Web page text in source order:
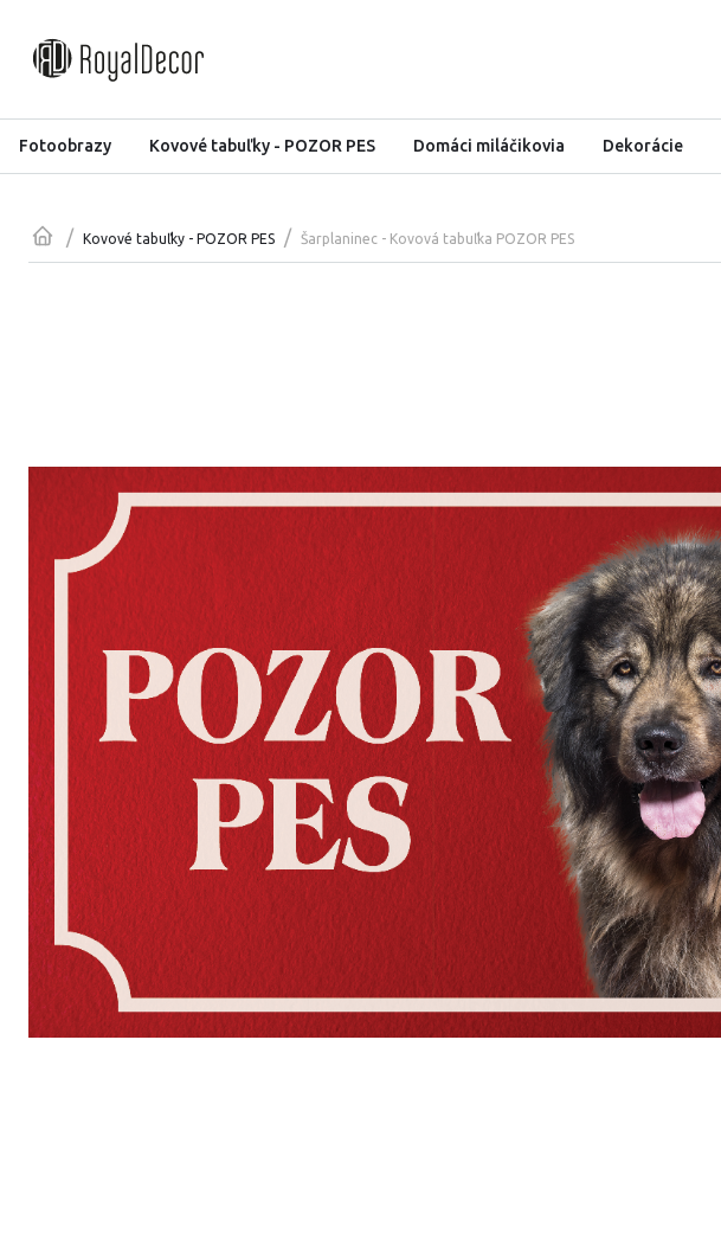
Fotoobrazy Kovové tabuľky - POZOR PES Domáci miláčikovia Dekorácie
/ Kovové tabuľky - POZOR PES / Šarplaninec - Kovová tabuľka POZOR PES